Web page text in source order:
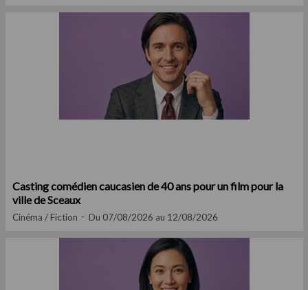
Casting comédien caucasien de 40 ans pour un film pour la
ville de Sceaux
Cinéma / Fiction Du 07/08/2026 au 12/08/2026